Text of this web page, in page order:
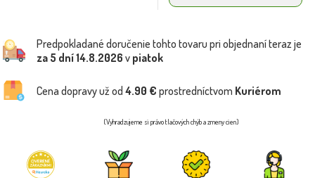
Predpokladané doručenie tohto tovaru pri objednaní teraz je
za 5 dní14.8.2026 v piatok
Cena dopravy už od 4.90 € prostredníctvom Kuriérom
(Vyhradzujeme si právo tlačových chýb a zmeny cien)